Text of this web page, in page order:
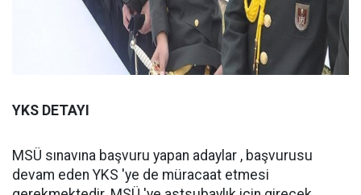
YKS DETAYI
MSÜ sınavına başvuru yapan adaylar , başvurusu
devam eden YKS 'ye de müracaat etmesi